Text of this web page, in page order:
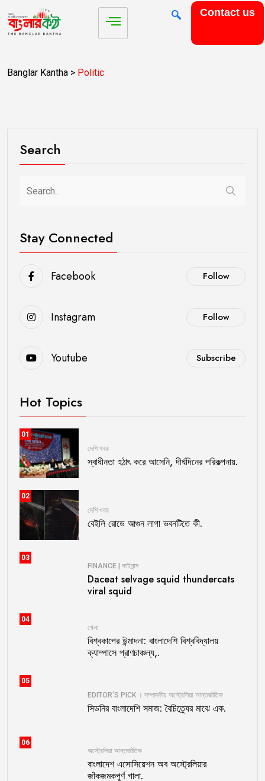
Contact us
Banglar Kantha > Politic
Search
Stay Connected
Facebook Follow
Instagram Follow
Youtube Subscribe
Hot Topics
01
দেশি খবর
স্বাধীনতা হঠাৎ করে আসেনি, দীর্ঘদিনের পরিকল্পনায়.
02
দেশি খবর
বেইলি রোডে আগুন লাগা ভবনটিতে কী.
03
FINANCE | ফাইনান্স
Daceat selvage squid thundercats
viral squid
04
খেলা
বিশ্বকাপের উন্মাদনা: বাংলাদেশি বিশ্ববিদ্যালয়
ক্যাম্পাসে প্রাণচাঞ্চল্য,.
05
EDITOR'S PICK । সম্পাদকীয় অস্ট্রেলিয়া আন্তর্জাতিক
সিডনির বাংলাদেশি সমাজ: বৈচিত্র্যের মাঝে এক.
06
অস্ট্রেলিয়া আন্তর্জাতিক
বাংলাদেশ এসোসিয়েশন অব অস্ট্রেলিয়ার
জাঁকজমকপূর্ণ গালা.